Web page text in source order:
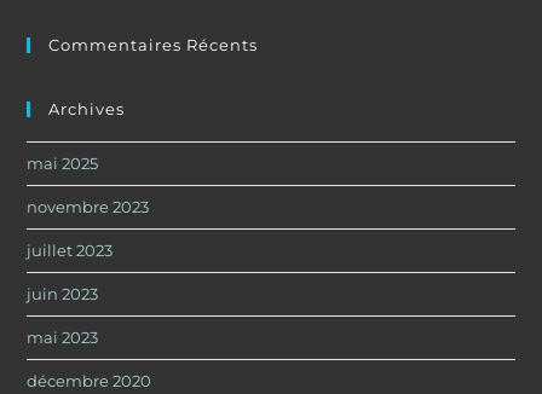
Commentaires Récents
Archives
mai 2025
novembre 2023
juillet 2023
juin 2023
mai 2023
décembre 2020